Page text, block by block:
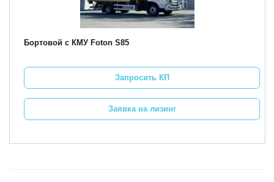
Бортовой с КМУ Foton S85
Запросить КП
Заявка на лизинг